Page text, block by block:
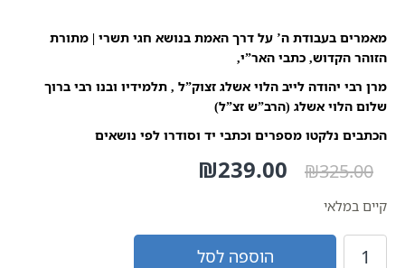
מאמרים בעבודת ה’ על דרך האמת בנושא חגי תשרי | מתורת
הזוהר הקדוש, כתבי האר”י,
מרן רבי יהודה לייב הלוי אשלג זצוק”ל , תלמידיו ובנו רבי ברוך
שלום הלוי אשלג (הרב”ש זצ”ל)
הכתבים נלקטו מספרים וכתבי יד וסודרו לפי נושאים
₪325.00
המחיר
המקורי
₪239.00
קיים במלאי
הוספה לסל